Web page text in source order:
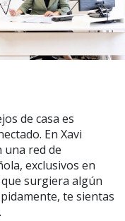
de casa es
En Xavi
una red de
exclusivos en
surgiera algún
te sientas